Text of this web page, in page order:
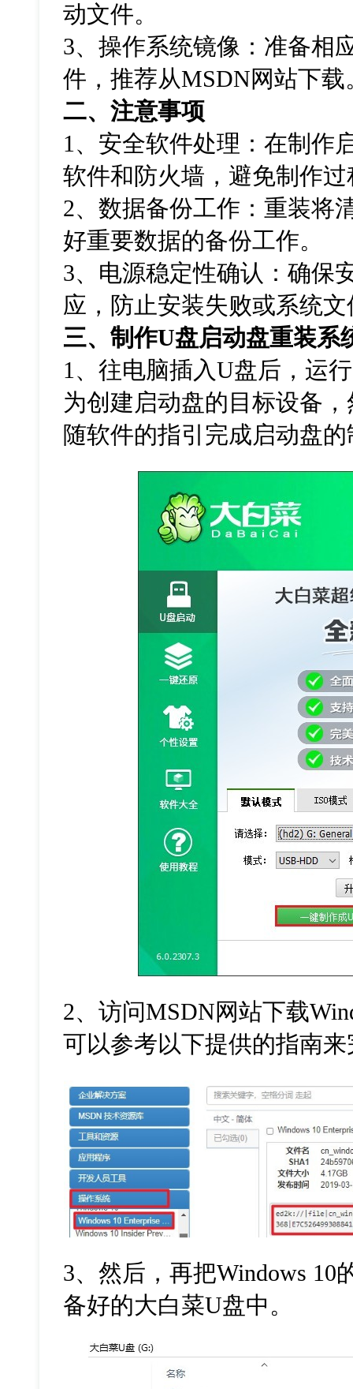
动文件。
3、操作系统镜像：准备相
件，推荐从MSDN网站下载
二、注意事项
1 、安全软件处理：在制作
软件和防火墙，避免制作
2、数据备份工作：重装将
好重要数据的备份工作。
3、电源稳定性确认：确保
应，防止安装失败或系统
三、制作U盘启动盘重装系
1 、往电脑插入U盘后，运
为创建启动盘的目标设备
随软件的指引完成启动盘
2、访问MSDN网站下载
可以参考以下提供的指南
3、然后，再把Windows 10
备好的大白菜U盘中。